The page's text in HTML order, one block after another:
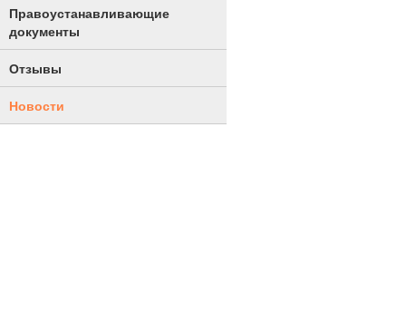
Правоустанавливающие
документы
Отзывы
Новости